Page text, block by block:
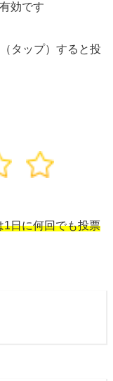
効です
タップ）すると投
日に何回でも投票